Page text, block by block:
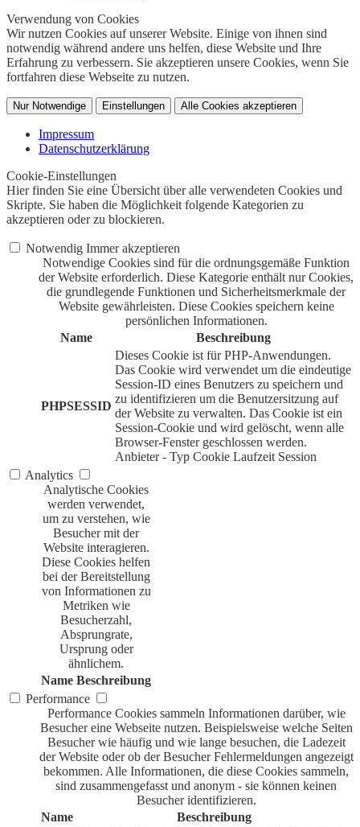
Verwendung von Cookies
Wir nutzen Cookies auf unserer Website. Einige von ihnen sind
notwendig während andere uns helfen, diese Website und Ihre
Erfahrung zu verbessern. Sie akzeptieren unsere Cookies, wenn Sie
fortfahren diese Webseite zu nutzen.
Nur Notwendige Einstellungen Alle Cookies akzeptieren
Impressum
Datenschutzerklärung
Cookie-Einstellungen
Hier finden Sie eine Übersicht über alle verwendeten Cookies und
Skripte. Sie haben die Möglichkeit folgende Kategorien zu
akzeptieren oder zu blockieren.
Notwendig Immer akzeptieren
Notwendige Cookies sind für die ordnungsgemäße Funktion
der Website erforderlich. Diese Kategorie enthält nur Cookies,
die grundlegende Funktionen und Sicherheitsmerkmale der
Website gewährleisten. Diese Cookies speichern keine
persönlichen Informationen.
Name
Beschreibung
PHPSESSID
Dieses Cookie ist für PHP-Anwendungen.
Das Cookie wird verwendet um die eindeutige
Session-ID eines Benutzers zu speichern und
zu identifizieren um die Benutzersitzung auf
der Website zu verwalten. Das Cookie ist ein
Session-Cookie und wird gelöscht, wenn alle
Browser-Fenster geschlossen werden.
Anbieter - Typ Cookie Laufzeit Session
Analytics
Analytische Cookies
werden verwendet,
um zu verstehen, wie
Besucher mit der
Website interagieren.
Diese Cookies helfen
bei der Bereitstellung
von Informationen zu
Metriken wie
Besucherzahl,
Absprungrate,
Ursprung oder
ähnlichem.
Name Beschreibung
Performance
Performance Cookies sammeln Informationen darüber, wie
Besucher eine Webseite nutzen. Beispielsweise welche Seiten
Besucher wie häufig und wie lange besuchen, die Ladezeit
der Website oder ob der Besucher Fehlermeldungen angezeigt
bekommen. Alle Informationen, die diese Cookies sammeln,
sind zusammengefasst und anonym - sie können keinen
Besucher identifizieren.
Name
Beschreibung